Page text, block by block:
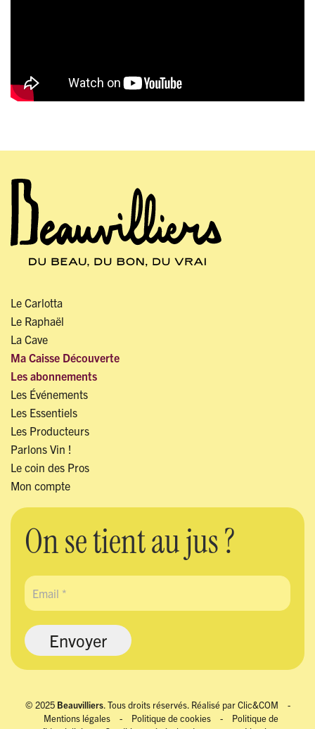
Le Carlotta
Le Raphaël
La Cave
Ma Caisse Découverte
Les abonnements
Les Événements
Les Essentiels
Les Producteurs
Parlons Vin !
Le coin des Pros
Mon compte
On se tient au jus ?
© 2025 Beauvilliers. Tous droits réservés. Réalisé parClic&COM
-
Mentions légales
- Politique de cookies -
Politique de